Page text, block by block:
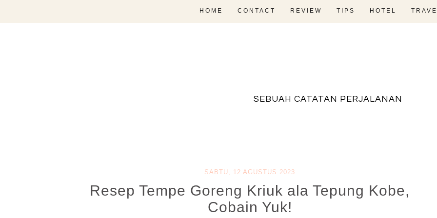
SEBUAH CATATAN PERJALANAN
HOME CONTACT REVIEW TIPS HOTEL
SABTU, 12 AGUSTUS 2023
Resep Tempe Goreng Kriuk ala Tepung Kobe,
Cobain Yuk!